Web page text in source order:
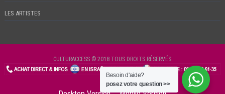
LES ARTISTES
CULTURACCESS © 2018 TOUS DROITS RÉSERVÉS
CHECKIN
Besoin d'aide?
posez votre question >>